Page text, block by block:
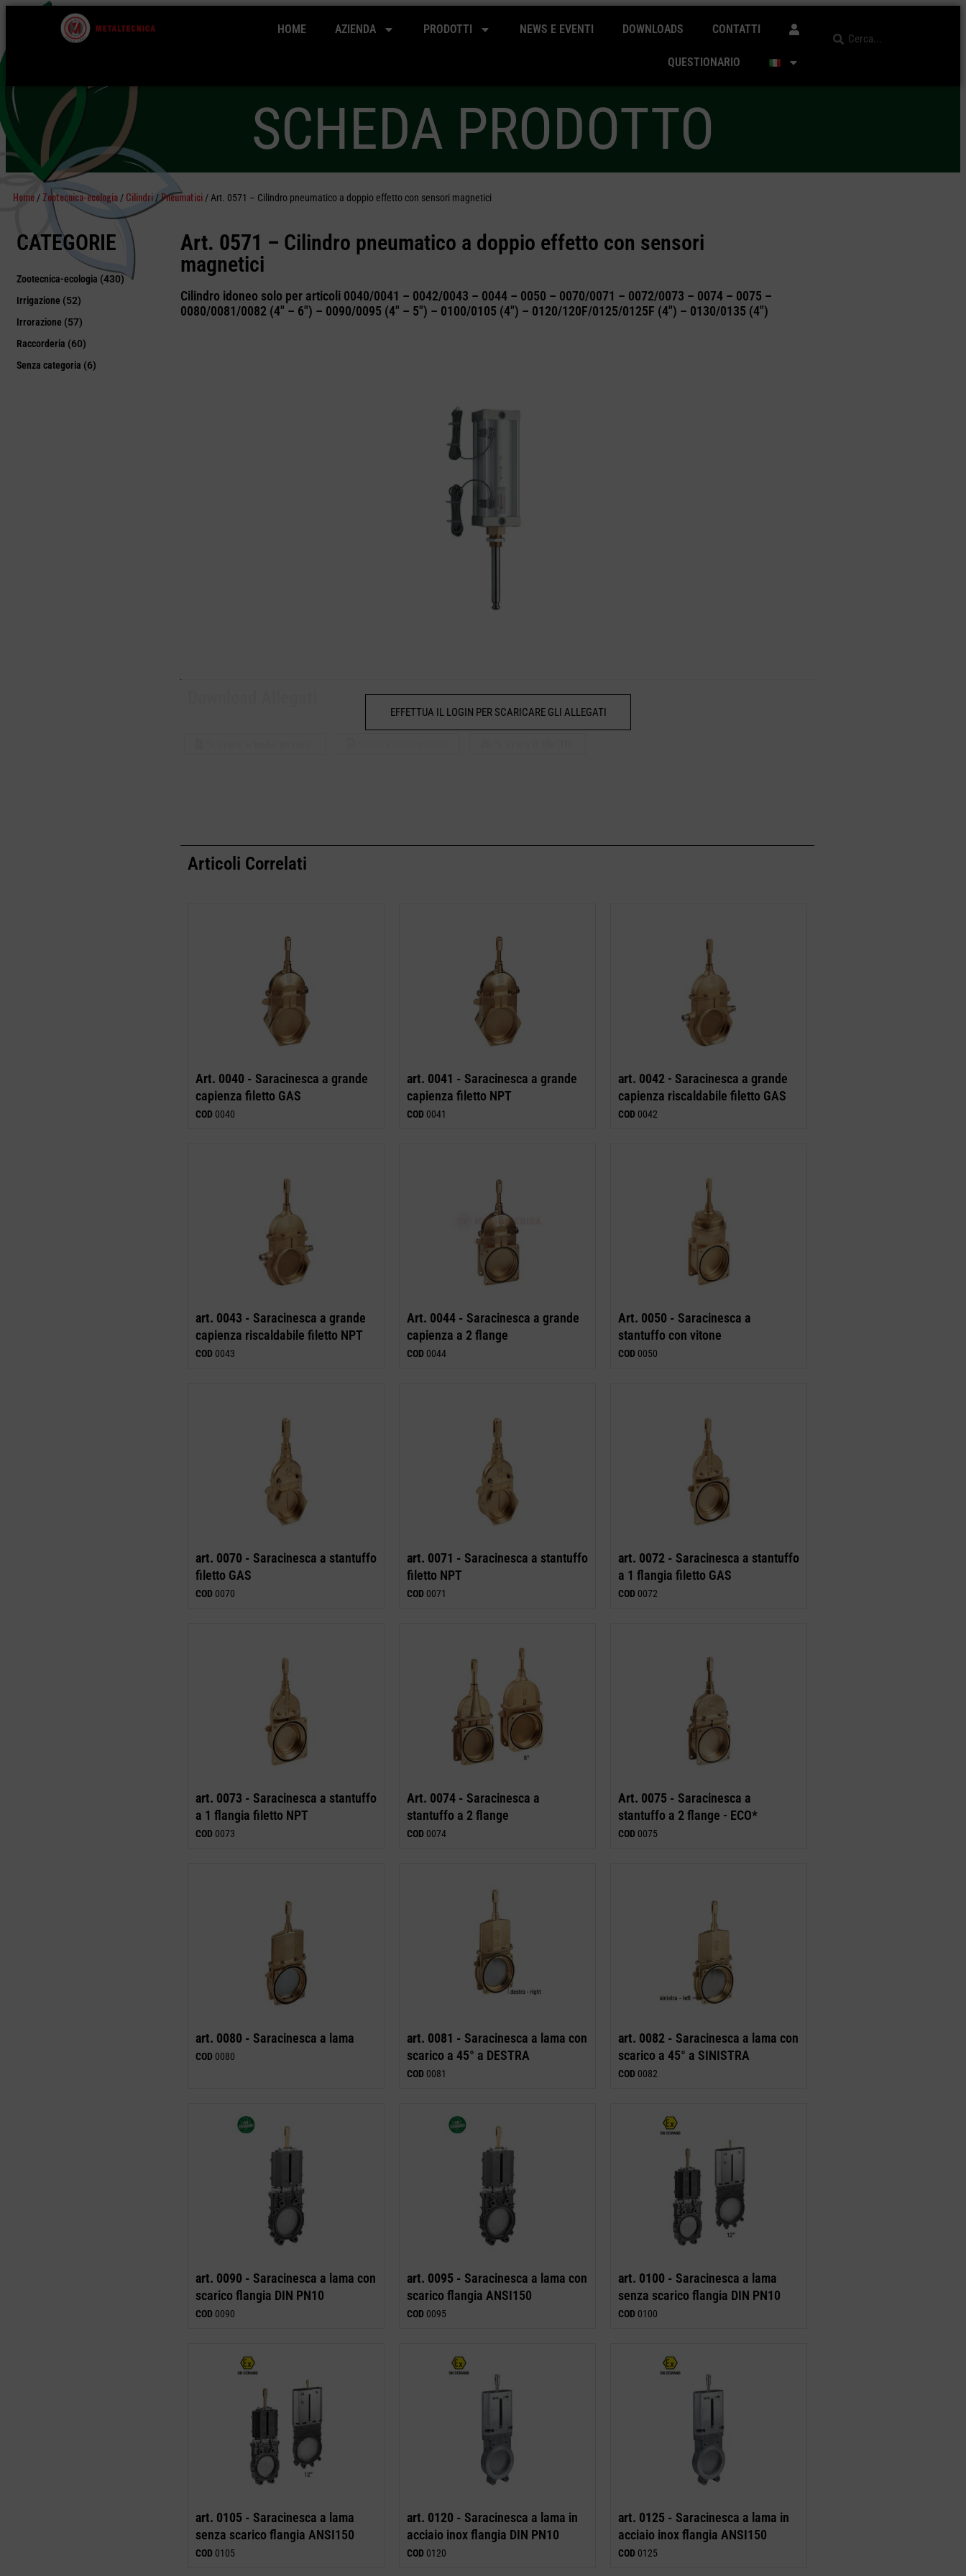
HOME AZIENDA PRODOTTI NEWS E EVENTI DOWNLOADS CONTATTI
QUESTIONARIO
SCHEDA PRODOTTO
Home / Zootecnica-ecologia / Cilindri /Pneumatici / Art. 0571 – Cilindro pneumatico a doppio effetto con sensori magnetici
CATEGORIE
Zootecnica-ecologia (430)
Irrigazione (52)
Irrorazione (57)
Raccorderia (60)
Senza categoria (6)
Art. 0571 – Cilindro pneumatico a doppio effetto con sensori
magnetici
Cilindro idoneo solo per articoli 0040/0041 – 0042/0043 – 0044 – 0050 – 0070/0071 – 0072/0073 – 0074 – 0075 –
0080/0081/0082 (4″ – 6″) – 0090/0095 (4″ – 5″) – 0100/0105 (4″) – 0120/120F/0125/0125F (4″) – 0130/0135 (4″)
EFFETTUA IL LOGIN PER SCARICARE GLI ALLEGATI
Articoli Correlati
Art. 0040 - Saracinesca a grande
capienza filetto GAS
COD 0040
art. 0041 - Saracinesca a grande
capienza filetto NPT
COD 0041
art. 0042 - Saracinesca a grande
capienza riscaldabile filetto GAS
COD 0042
art. 0043 - Saracinesca a grande
capienza riscaldabile filetto NPT
COD 0043
Art. 0044 - Saracinesca a grande
capienza a 2 flange
COD 0044
Art. 0050 - Saracinesca a
stantuffo con vitone
COD 0050
art. 0070 - Saracinesca a stantuffo
filetto GAS
COD 0070
art. 0071 - Saracinesca a stantuffo
filetto NPT
COD 0071
art. 0072 - Saracinesca a stantuffo
a 1 flangia filetto GAS
COD 0072
art. 0073 - Saracinesca a stantuffo
a 1 flangia filetto NPT
COD 0073
Art. 0074 - Saracinesca a
stantuffo a 2 flange
COD 0074
Art. 0075 - Saracinesca a
stantuffo a 2 flange - ECO*
COD 0075
art. 0080 - Saracinesca a lama
COD 0080
art. 0081 - Saracinesca a lama con
scarico a 45° a DESTRA
COD 0081
art. 0082 - Saracinesca a lama con
scarico a 45° a SINISTRA
COD 0082
art. 0090 - Saracinesca a lama con
scarico flangia DIN PN10
COD 0090
art. 0095 - Saracinesca a lama con
scarico flangia ANSI150
COD 0095
art. 0100 - Saracinesca a lama
senza scarico flangia DIN PN10
COD 0100
art. 0105 - Saracinesca a lama
senza scarico flangia ANSI150
COD 0105
art. 0120 - Saracinesca a lama in
acciaio inox flangia DIN PN10
COD 0120
art. 0125 - Saracinesca a lama in
acciaio inox flangia ANSI150
COD 0125